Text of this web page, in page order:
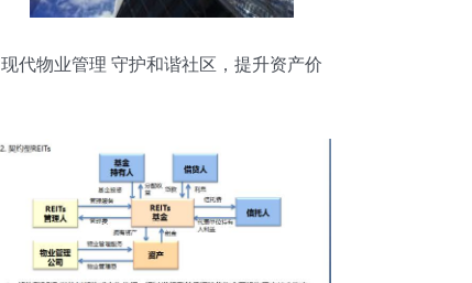
现代物业管理 守护和谐社区，提升资产价